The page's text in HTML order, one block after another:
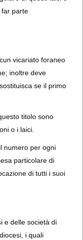
far parte
vicariato foraneo
inoltre deve
se il primo
titolo sono
o i laici.
numero per ogni
particolare di
di tutti i suoi
e delle società di
i quali